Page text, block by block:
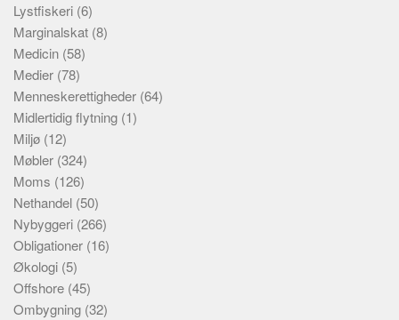
Lystfiskeri (6)
Marginalskat (8)
Medicin (58)
Medier (78)
Menneskerettigheder (64)
Midlertidig flytning (1)
Miljø (12)
Møbler (324)
Moms (126)
Nethandel (50)
Nybyggeri (266)
Obligationer (16)
Økologi (5)
Offshore (45)
Ombygning (32)